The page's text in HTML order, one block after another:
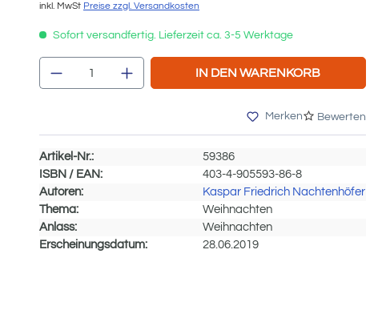
inkl. MwSt Preise zzgl. Versandkosten
Sofort versandfertig. Lieferzeit ca. 3-5 Werktage
Produkt Anzahl: Gib den gewünschten
IN DEN WARENKORB
Merken Bewerten
Artikel-Nr.:
59386
ISBN / EAN:
403-4-905593-86-8
Autoren:
Kaspar Friedrich Nachtenhöfer
Thema:
Weihnachten
Anlass:
Weihnachten
Erscheinungsdatum:
28.06.2019